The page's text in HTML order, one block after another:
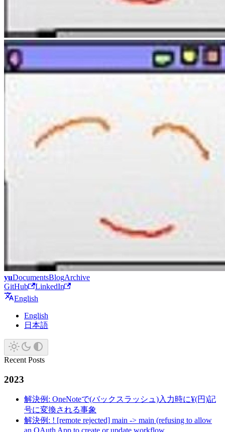
yuDocumentsBlogArchive
GitHub
LinkedIn
English
English
日本語
Recent Posts
2023
解決例: OneNoteで(バックスラッシュ)入力時に¥(円)記
号に変換される事象
解決例: ! [remote rejected] main -> main (refusing to allow